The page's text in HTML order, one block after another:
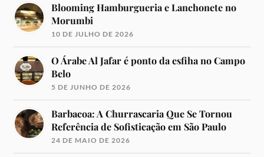
Blooming Hamburgueria e Lanchonete no
Morumbi
10 DE JULHO DE 2026
O Árabe Al Jafar é ponto da esfiha no Campo
Belo
5 DE JUNHO DE 2026
Barbacoa: A Churrascaria Que Se Tornou
Referência de Sofisticação em São Paulo
24 DE MAIO DE 2026